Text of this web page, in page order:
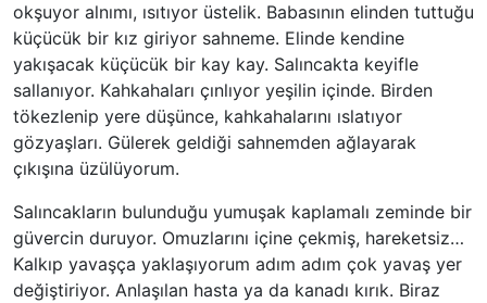
okşuyor alnımı, ısıtıyor üstelik. Babasının elinden tuttuğu
küçücük bir kız giriyor sahneme. Elinde kendine
yakışacak küçücük bir kay kay. Salıncakta keyifle
sallanıyor. Kahkahaları çınlıyor yeşilin içinde. Birden
tökezlenip yere düşünce, kahkahalarını ıslatıyor
gözyaşları. Gülerek geldiği sahnemden ağlayarak
çıkışına üzülüyorum.
Salıncakların bulunduğu yumuşak kaplamalı zeminde bir
güvercin duruyor. Omuzlarını içine çekmiş, hareketsiz…
Kalkıp yavaşça yaklaşıyorum adım adım çok yavaş yer
değiştiriyor. Anlaşılan hasta ya da kanadı kırık. Biraz